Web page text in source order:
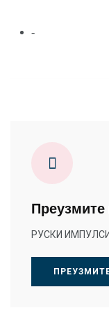
-
Преузмите
РУСКИ